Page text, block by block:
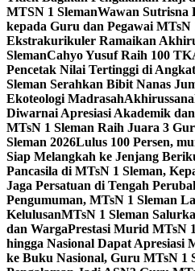
MTSN 1 SlemanWawan Sutrisna
kepada Guru dan Pegawai MTsN
Ekstrakurikuler Ramaikan
SlemanCahyo Yusuf Raih 100
Pencetak Nilai Tertinggi di
Sleman Serahkan Bibit Nanas
Ekoteologi Madrasah
Diwarnai Apresiasi Akademik
MTsN 1 Sleman Raih Juara 3
Sleman 2026Lulus 100 Persen,
Siap Melangkah ke Jenjang
Pancasila di MTsN 1 Sleman,
Jaga Persatuan di Tengah
Pengumuman, MTsN 1 Sleman
KelulusanMTsN 1 Sleman
dan WargaPrestasi Murid MTsN
hingga Nasional Dapat Apresiasi
ke Buku Nasional, Guru MTsN 1